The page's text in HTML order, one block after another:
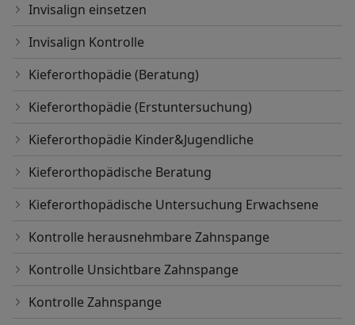
Invisalign einsetzen
Invisalign Kontrolle
Kieferorthopädie (Beratung)
Kieferorthopädie (Erstuntersuchung)
Kieferorthopädie Kinder&Jugendliche
Kieferorthopädische Beratung
Kieferorthopädische Untersuchung Erwachsene
Kontrolle herausnehmbare Zahnspange
Kontrolle Unsichtbare Zahnspange
Kontrolle Zahnspange